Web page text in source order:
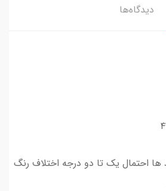
دیدگاه‌ها
ها احتمال یک تا دو درجه اختلاف رنگ